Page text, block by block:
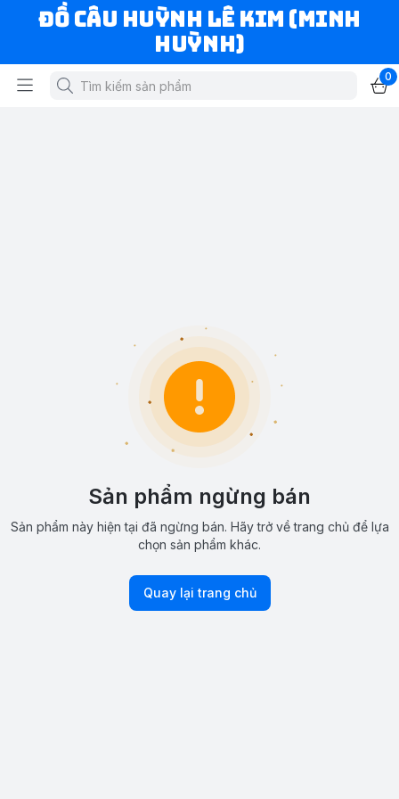
ĐỒ CÂU HUỲNH LÊ KIM (MINH
HUỲNH)
0
Sản phẩm ngừng bán
Sản phẩm này hiện tại đã ngừng bán. Hãy trở về trang chủ để lựa
chọn sản phẩm khác.
Quay lại trang chủ